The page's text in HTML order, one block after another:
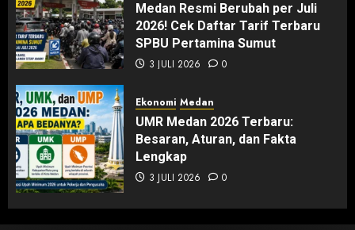
Medan Resmi Berubah per Juli
2026! Cek Daftar Tarif Terbaru
SPBU Pertamina Sumut
3 JULI 2026 0
Ekonomi Medan
UMR Medan 2026 Terbaru:
Besaran, Aturan, dan Fakta
Lengkap
3 JULI 2026 0